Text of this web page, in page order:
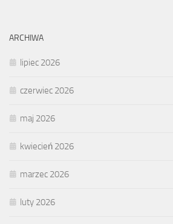
ARCHIWA
lipiec 2026
czerwiec 2026
maj 2026
kwiecień 2026
marzec 2026
luty 2026